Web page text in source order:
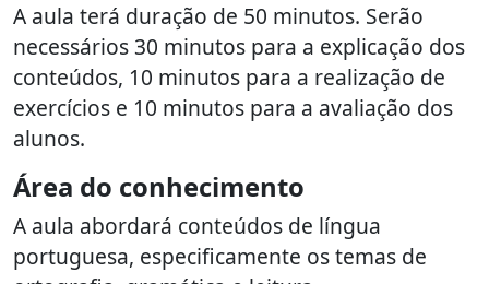
A aula terá duração de 50 minutos. Serão
necessários 30 minutos para a explicação dos
conteúdos, 10 minutos para a realização de
exercícios e 10 minutos para a avaliação dos
alunos.
Área do conhecimento
A aula abordará conteúdos de língua
portuguesa, especificamente os temas de